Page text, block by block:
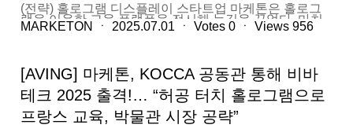
(전략) 홀로그램 디스플레이 스타트업 마케톤은 홀로그
램을 이용한 교육 플랫폼을 전시해 눈길을 끌었다. 마치
'마이너리티 리포트' 영화처럼 허공의 홀로그램을 스마트
그램 기술은 이미 서대문 자연사박물관을 비롯해 전북 새
만금메타버스 체험관 등에 공급됐다고 회사측은 전했다.
양창준 마케톤 대표는 "증강현실(AR), 가상현실(VR)이
앞선 10년을 주도했다면 앞으로는 홀로그램 디스플레이
가 주도할 것"이라며 "중국·일본에 경쟁사가 있지만 가격
MARKETON ㆍ 2025.07.01 ㆍ Votes 0 ㆍ Views 956
[AVING] 마케톤, KOCCA 공동관 통해 비바
테크 2025 출격!… “허공 터치 홀로그램으로
프랑스 교육, 박물관 시장 공략”